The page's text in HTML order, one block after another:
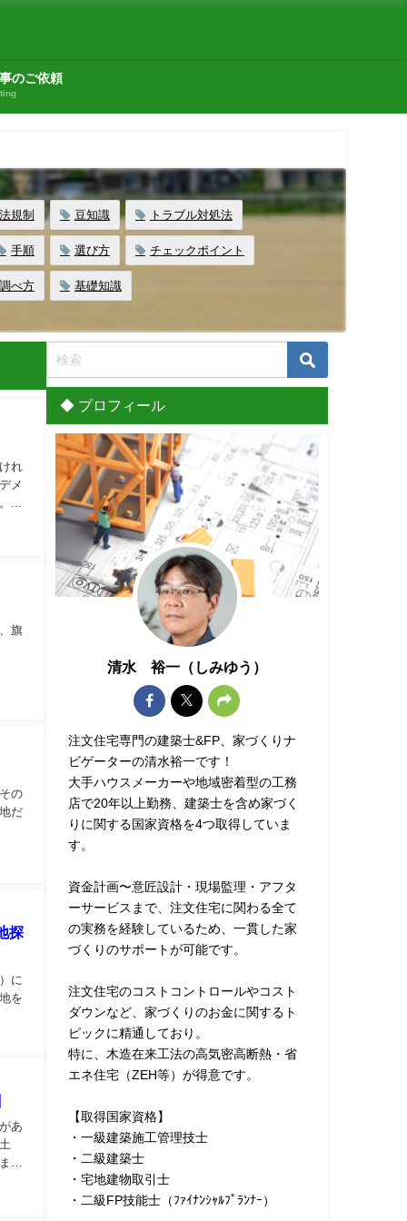
のご依頼
規制 豆知識 トラブル対処法
手順 選び方 チェックポイント
べ方 基礎知識
れ
メ
...
旗
の
だ
探
に
を
あ
◆ プロフィール
清水 裕一（しみゆう）
注文住宅専門の建築士&FP、家づくりナ
ビゲーターの清水裕一です！
大手ハウスメーカーや地域密着型の工務
店で20年以上勤務、建築士を含め家づく
りに関する国家資格を4つ取得していま
す。
資金計画〜意匠設計・現場監理・アフタ
ーサービスまで、注文住宅に関わる全て
の実務を経験しているため、一貫した家
づくりのサポートが可能です。
注文住宅のコストコントロールやコスト
ダウンなど、家づくりのお金に関するト
ピックに精通しており。
特に、木造在来工法の高気密高断熱・省
エネ住宅（ZEH等）が得意です。
【取得国家資格】
・一級建築施工管理技士
・二級建築士
・宅地建物取引士
・二級FP技能士（ﾌｧｲﾅﾝｼｬﾙﾌﾟﾗﾝﾅｰ）